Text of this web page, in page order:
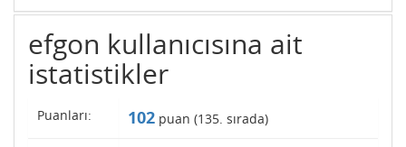
efgon kullanıcısına ait
istatistikler
Puanları: 102 puan (135. sırada)